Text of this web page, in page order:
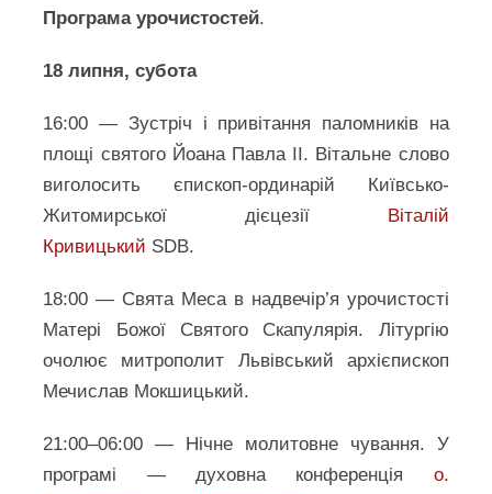
Програма урочистостей.
18 липня, субота
16:00 — Зустріч і привітання паломників на
площі святого Йоана Павла ІІ. Вітальне слово
виголосить єпископ-ординарій Київсько-
Житомирської дієцезії Віталій
Кривицький SDB.
18:00 — Свята Меса в надвечір’я урочистості
Матері Божої Святого Скапулярія. Літургію
очолює митрополит Львівський архієпископ
Мечислав Мокшицький.
21:00–06:00 — Нічне молитовне чування. У
програмі — духовна конференція о.